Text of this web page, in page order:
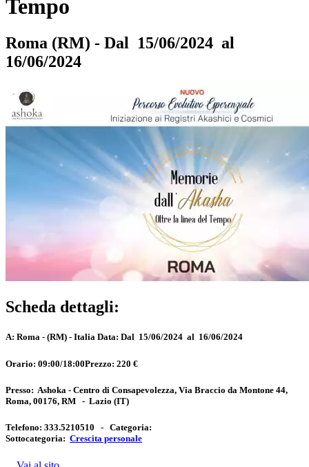
Tempo
Roma (RM) - Dal 15/06/2024 al
16/06/2024
Scheda dettagli:
A: Roma - (RM) - Italia Data: Dal 15/06/2024 al 16/06/2024
Orario: 09:00/18:00Prezzo: 220 €
Presso: Ashoka - Centro di Consapevolezza, Via Braccio da Montone 44,
Roma, 00176, RM - Lazio (IT)
Telefono: 333.5210510 - Categoria:
Sottocategoria: Crescita personale